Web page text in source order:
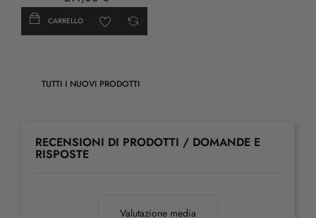
CARRELLO
TUTTI I NUOVI PRODOTTI
RECENSIONI DI PRODOTTI / DOMANDE E
RISPOSTE
Valutazione media